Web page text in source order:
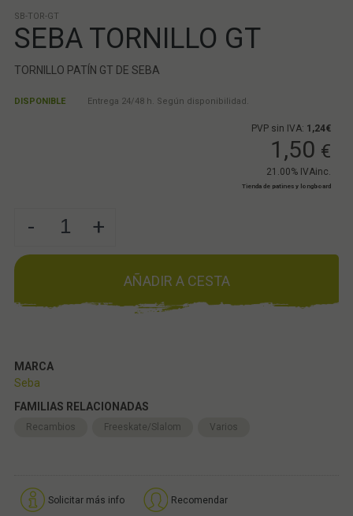
SB-TOR-GT
SEBA TORNILLO GT
TORNILLO PATÍN GT DE SEBA
DISPONIBLE Entrega 24/48 h. Según disponibilidad.
PVP sin IVA: 1,24€
1,50 €
21.00% IVAinc.
Tienda de patines y longboard
- +
AÑADIR A CESTA
MARCA
Seba
FAMILIAS RELACIONADAS
Recambios Freeskate/Slalom Varios
Solicitar más info Recomendar